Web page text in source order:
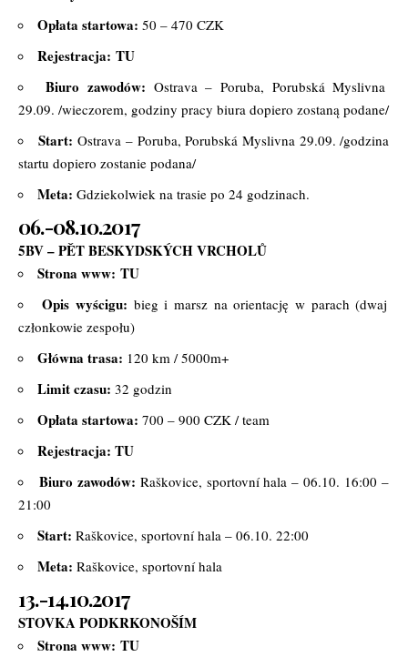
Opłata startowa: 50 – 470 CZK
Rejestracja: TU
Biuro zawodów: Ostrava – Poruba, Porubská Myslivna
29.09. /wieczorem, godziny pracy biura dopiero zostaną podane/
Start: Ostrava – Poruba, Porubská Myslivna 29.09. /godzina
startu dopiero zostanie podana/
Meta: Gdziekolwiek na trasie po 24 godzinach.
06.-08.10.2017
5BV – PĚT BESKYDSKÝCH VRCHOLŮ
Strona www: TU
Opis wyścigu: bieg i marsz na orientację w parach (dwaj
członkowie zespołu)
Główna trasa: 120 km / 5000m+
Limit czasu: 32 godzin
Opłata startowa: 700 – 900 CZK / team
Rejestracja: TU
Biuro zawodów: Raškovice, sportovní hala – 06.10. 16:00 –
21:00
Start: Raškovice, sportovní hala – 06.10. 22:00
Meta: Raškovice, sportovní hala
13.-14.10.2017
STOVKA PODKRKONOŠÍM
Strona www: TU